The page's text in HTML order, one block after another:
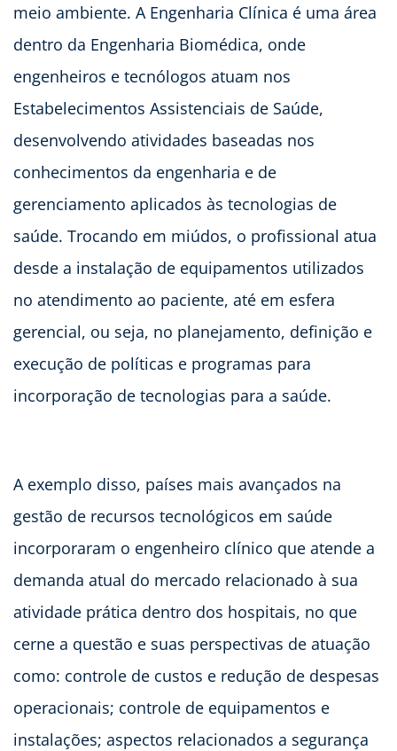
meio ambiente. A Engenharia Clínica é uma área
dentro da Engenharia Biomédica, onde
engenheiros e tecnólogos atuam nos
Estabelecimentos Assistenciais de Saúde,
desenvolvendo atividades baseadas nos
conhecimentos da engenharia e de
gerenciamento aplicados às tecnologias de
saúde. Trocando em miúdos, o profissional atua
desde a instalação de equipamentos utilizados
no atendimento ao paciente, até em esfera
gerencial, ou seja, no planejamento, definição e
execução de políticas e programas para
incorporação de tecnologias para a saúde.
A exemplo disso, países mais avançados na
gestão de recursos tecnológicos em saúde
incorporaram o engenheiro clínico que atende a
demanda atual do mercado relacionado à sua
atividade prática dentro dos hospitais, no que
cerne a questão e suas perspectivas de atuação
como: controle de custos e redução de despesas
operacionais; controle de equipamentos e
instalações; aspectos relacionados a segurança